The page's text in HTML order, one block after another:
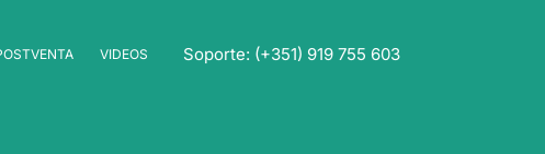
VIDEOS Soporte: (+351) 919 755 603